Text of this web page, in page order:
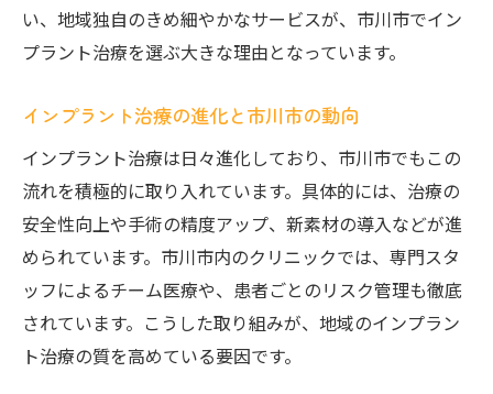
い、地域独自のきめ細やかなサービスが、市川市でイン
プラント治療を選ぶ大きな理由となっています。
インプラント治療の進化と市川市の動向
インプラント治療は日々進化しており、市川市でもこの
流れを積極的に取り入れています。具体的には、治療の
安全性向上や手術の精度アップ、新素材の導入などが進
められています。市川市内のクリニックでは、専門スタ
ッフによるチーム医療や、患者ごとのリスク管理も徹底
されています。こうした取り組みが、地域のインプラン
ト治療の質を高めている要因です。